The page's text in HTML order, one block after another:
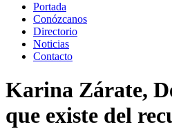
Portada
Conózcanos
Directorio
Noticias
Contacto
Karina Zárate,
que existe del